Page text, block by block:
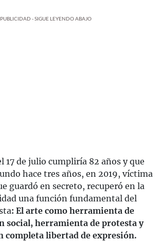
PUBLICIDAD - SIGUE LEYENDO ABAJO
17 de julio cumpliría 82 años y que
hace tres años, en 2019, víctima
guardó en secreto, recuperó en la
una función fundamental del
: El arte como herramienta de
social, herramienta de protesta y
completa libertad de expresión.